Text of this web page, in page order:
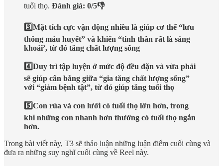
tuổi thọ. Đánh giá: 0/5👎
3️⃣Mặt tích cực vận động nhiều là giúp cơ thể “lưu
thông máu huyết” và khiến “tinh thần rất là sảng
khoái’, từ đó tăng chất lượng sống
4️⃣Duy trì tập luyện ở mức độ đều đặn và vừa phải
sẽ giúp cân bằng giữa “gia tăng chất lượng sống”
với “giảm bệnh tật”, từ đó giúp tăng tuổi thọ
5️⃣Con rùa và con lười có tuổi thọ lớn hơn, trong
khi những con nhanh hơn thường có tuổi thọ ngắn
hơn.
Trong bài viết này, T3 sẽ thảo luận những luận điểm cuối cùng và
đưa ra những suy nghĩ cuối cùng về Reel này.